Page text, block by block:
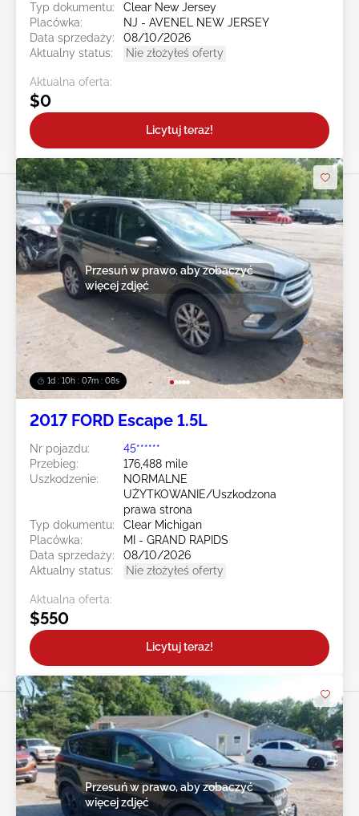
Typ dokumentu:
Clear New Jersey
Placówka:
NJ - AVENEL NEW JERSEY
Data sprzedaży:
08/10/2026
Aktualny status:
Nie złożyłeś oferty
Aktualna oferta:
$0
Licytuj teraz!
1d : 10h : 07m : 05s
Przesuń w prawo, aby zobaczyć
więcej zdjęć
2017 FORD Escape 1.5L
Nr pojazdu:
45******
Przebieg:
176,488 mile
Uszkodzenie:
NORMALNE
UŻYTKOWANIE/Uszkodzona
prawa strona
Typ dokumentu:
Clear Michigan
Placówka:
MI - GRAND RAPIDS
Data sprzedaży:
08/10/2026
Aktualny status:
Nie złożyłeś oferty
Aktualna oferta:
$550
Licytuj teraz!
Przesuń w prawo, aby zobaczyć
więcej zdjęć